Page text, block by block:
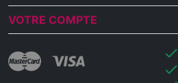
VOTRE COMPTE
check
check